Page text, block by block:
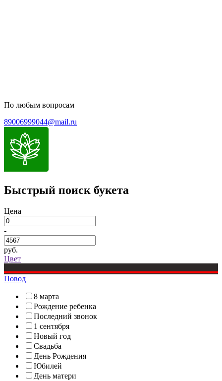
По любым вопросам
89006999044@mail.ru
Быстрый поиск букета
Цена
-
руб.
Цвет
Повод
8 марта
Рождение ребенка
Последний звонок
1 сентября
Новый год
Свадьба
День Рождения
Юбилей
День матери